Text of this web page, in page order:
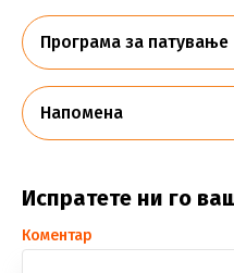
Програма за патување
Напомена
Испратете ни го
Коментар